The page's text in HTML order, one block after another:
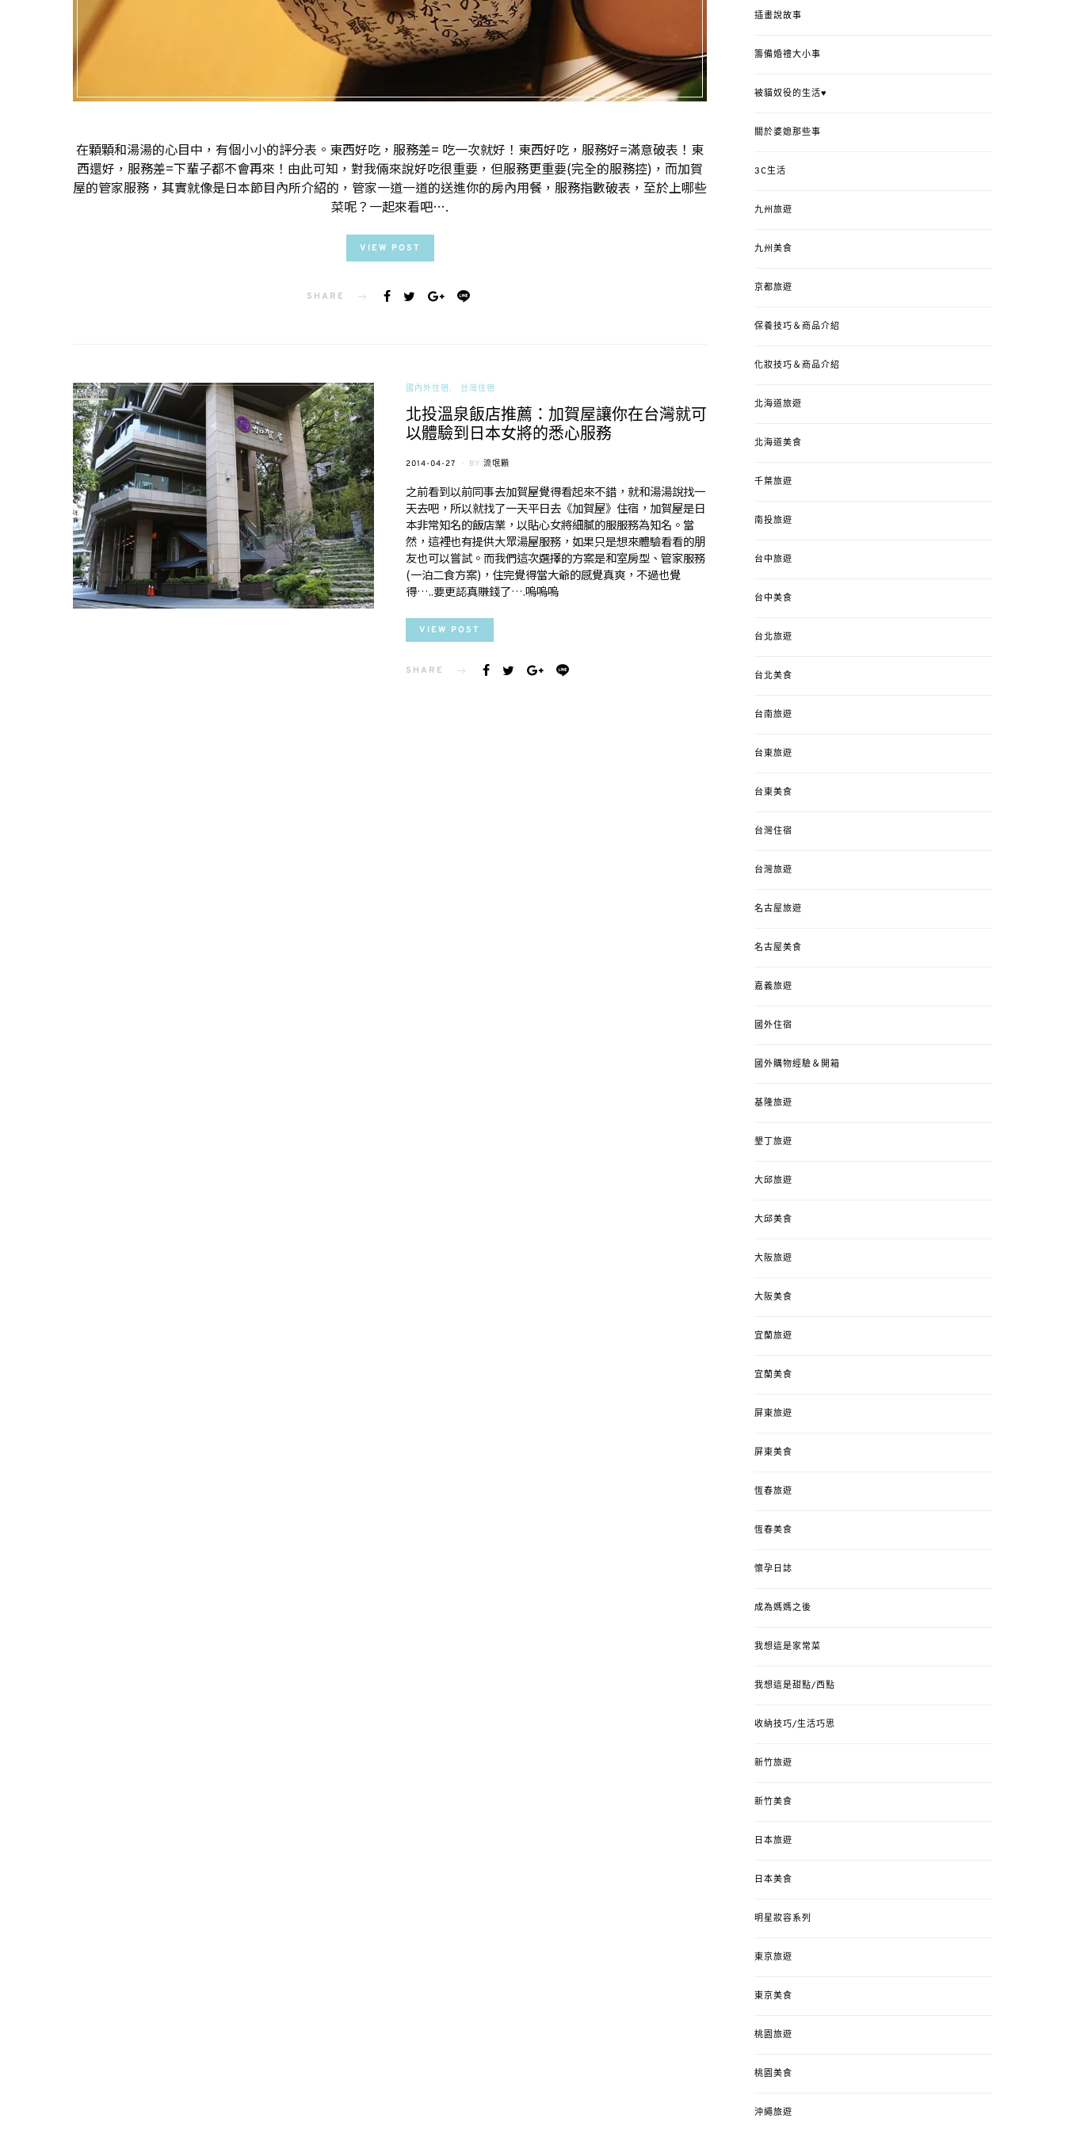
在顆顆和湯湯的心目中，有個小小的評分表。東西好吃，服務差= 吃一次就好！東西好吃，服務好=滿意破表！東
西還好，服務差=下輩子都不會再來！由此可知，對我倆來說好吃很重要，但服務更重要(完全的服務控)，而加賀
屋的管家服務，其實就像是日本節目內所介紹的，管家一道一道的送進你的房內用餐，服務指數破表，至於上哪些
菜呢？一起來看吧….
VIEW POST
SHARE
國內外住宿 台灣住宿
北投溫泉飯店推薦：加賀屋讓你在台灣就可
以體驗到日本女將的悉心服務
POSTED
2014-04-27 BY 流氓顆
之前看到以前同事去加賀屋覺得看起來不錯，就和湯湯說找一
天去吧，所以就找了一天平日去《加賀屋》住宿，加賀屋是日
本非常知名的飯店業，以貼心女將細膩的服服務為知名。當
然，這裡也有提供大眾湯屋服務，如果只是想來體驗看看的朋
友也可以嘗試。而我們這次選擇的方案是和室房型、管家服務
(一泊二食方案)，住完覺得當大爺的感覺真爽，不過也覺
得…..要更認真賺錢了….嗚嗚嗚
VIEW POST
SHARE
插畫說故事
籌備婚禮大小事
被貓奴役的生活♥
關於婆媳那些事
3C生活
九州旅遊
九州美食
京都旅遊
保養技巧＆商品介紹
化妝技巧＆商品介紹
北海道旅遊
北海道美食
千葉旅遊
南投旅遊
台中旅遊
台中美食
台北旅遊
台北美食
台南旅遊
台東旅遊
台東美食
台灣住宿
台灣旅遊
名古屋旅遊
名古屋美食
嘉義旅遊
國外住宿
國外購物經驗＆開箱
基隆旅遊
墾丁旅遊
大邱旅遊
大邱美食
大阪旅遊
大阪美食
宜蘭旅遊
宜蘭美食
屏東旅遊
屏東美食
恆春旅遊
恆春美食
懷孕日誌
成為媽媽之後
我想這是家常菜
我想這是甜點/西點
收納技巧/生活巧思
新竹旅遊
新竹美食
日本旅遊
日本美食
明星妝容系列
東京旅遊
東京美食
桃園旅遊
桃園美食
沖繩旅遊